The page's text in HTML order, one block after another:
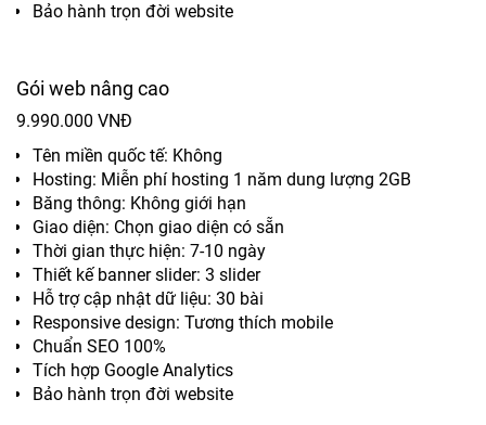
Bảo hành trọn đời website
Gói web nâng cao
9.990.000 VNĐ
Tên miền quốc tế: Không
Hosting: Miễn phí hosting 1 năm dung lượng 2GB
Băng thông: Không giới hạn
Giao diện: Chọn giao diện có sẵn
Thời gian thực hiện: 7-10 ngày
Thiết kế banner slider: 3 slider
Hỗ trợ cập nhật dữ liệu: 30 bài
Responsive design: Tương thích mobile
Chuẩn SEO 100%
Tích hợp Google Analytics
Bảo hành trọn đời website